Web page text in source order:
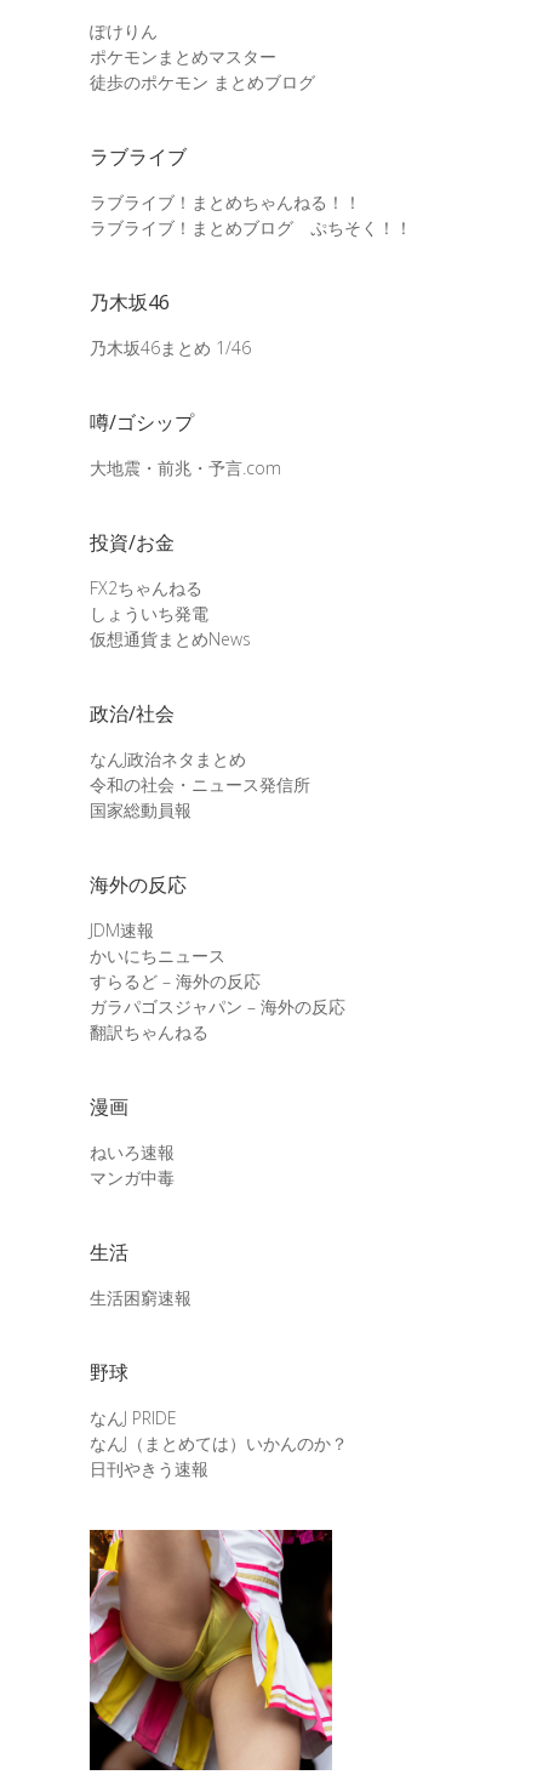
ぽけりん
ポケモンまとめマスター
徒歩のポケモン まとめブログ
ラブライブ
ラブライブ！まとめちゃんねる！！
ラブライブ！まとめブログ ぷちそく！！
乃木坂46
乃木坂46まとめ 1/46
噂/ゴシップ
大地震・前兆・予言.com
投資/お金
FX2ちゃんねる
しょういち発電
仮想通貨まとめNews
政治/社会
なんJ政治ネタまとめ
令和の社会・ニュース発信所
国家総動員報
海外の反応
JDM速報
かいにちニュース
すらるど – 海外の反応
ガラパゴスジャパン – 海外の反応
翻訳ちゃんねる
漫画
ねいろ速報
マンガ中毒
生活
生活困窮速報
野球
なんJ PRIDE
なんJ（まとめては）いかんのか？
日刊やきう速報